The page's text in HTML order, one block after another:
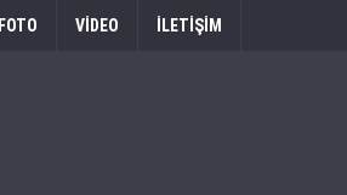
FOTO VİDEO İLETİŞİM